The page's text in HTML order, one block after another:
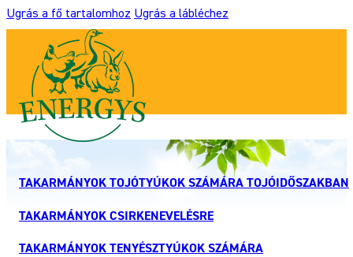
Ugrás a fő tartalomhoz Ugrás a lábléchez
TAKARMÁNYOK TOJÓTYÚKOK SZÁMÁRA TOJÓIDŐSZAKBAN
TAKARMÁNYOK CSIRKENEVELÉSRE
TAKARMÁNYOK TENYÉSZTYÚKOK SZÁMÁRA